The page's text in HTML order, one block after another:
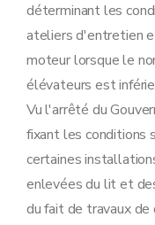
déterminant les
ateliers d'entretien
moteur lorsque le
élévateurs est
Vu l'arrêté du
fixant les conditions
certaines
enlevées du lit et
du fait de travaux de